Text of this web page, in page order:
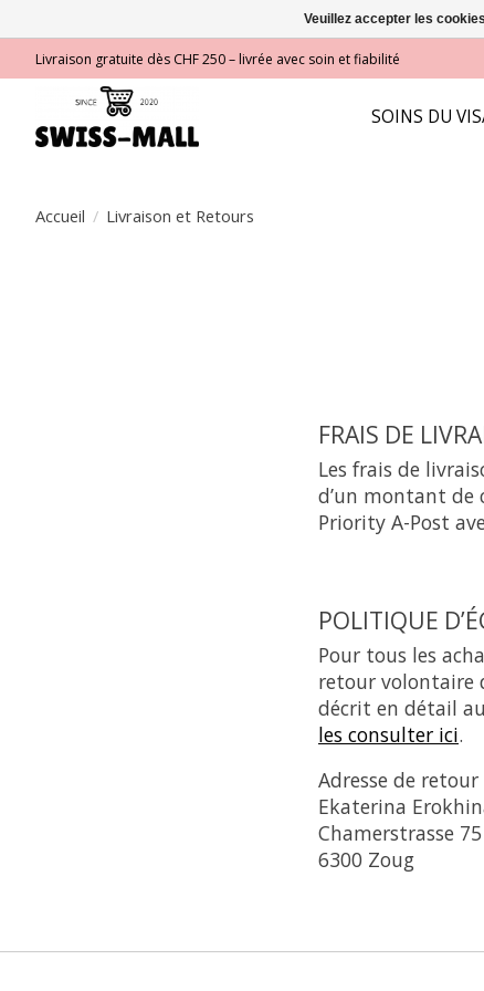
Livraison gratuite dès CHF 250 – livrée avec soin et fiabilité
SOINS DU
Accueil / Livraison et Retours
FRAIS DE
Les frais de
d’un montant de
Priority A-Post
POLITIQUE
Pour tous les
retour volontaire
décrit en détail
les consulter ici.
Adresse de retour
Ekaterina
Chamerstrasse 75
6300 Zoug
Veuillez accepter les